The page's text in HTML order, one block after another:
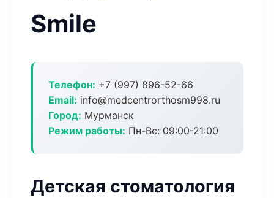
Smile
Телефон: +7 (997) 896-52-66
Email: info@medcentrorthosm998.ru
Город: Мурманск
Режим работы: Пн-Вс: 09:00-21:00
Детская стоматология